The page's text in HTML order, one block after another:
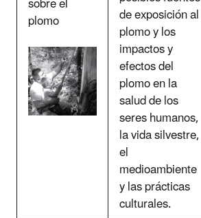
plomo de exposición al
plomo y los
impactos y
efectos del
plomo en la
salud de los
seres humanos,
la vida silvestre,
el
medioambiente
y las prácticas
culturales.